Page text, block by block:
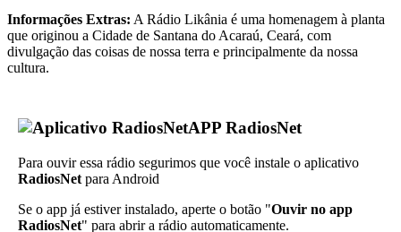
Informações Extras: A Rádio Likânia é uma homenagem à planta
que originou a Cidade de Santana do Acaraú, Ceará, com
divulgação das coisas de nossa terra e principalmente da nossa
cultura.
APP RadiosNet
Para ouvir essa rádio segurimos que você instale o aplicativo
RadiosNet para Android
Se o app já estiver instalado, aperte o botão "Ouvir no app
RadiosNet" para abrir a rádio automaticamente.